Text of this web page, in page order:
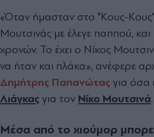
«Όταν ήμασταν στο "Κους-
Μουτσινάς με έλεγε παππού,
χρονών. Το έχει ο Νίκος
να ήταν και πλάκα», ανέφερε
Δημήτρης Παπανώτας για όσα
Λιάγκας για τον Νίκο Μουτσινά.
Μέσα από το χιούμορ